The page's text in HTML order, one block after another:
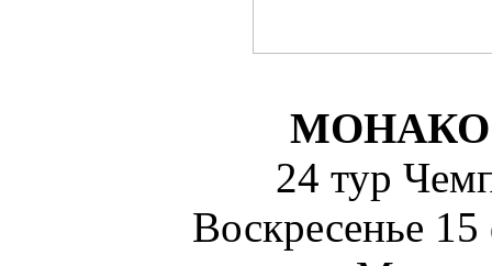
МОНАКО
24 тур
Воскресенье